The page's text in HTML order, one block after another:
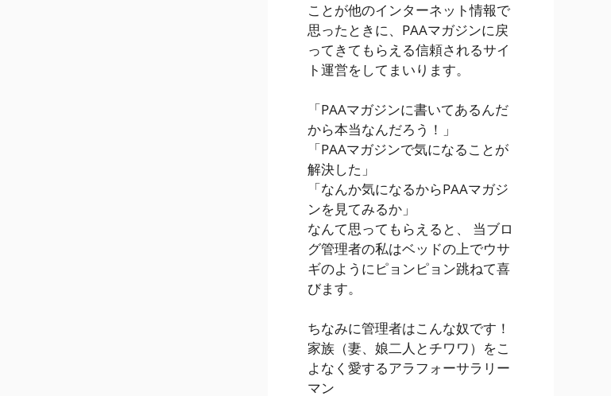
ことが他のインターネット情報で
思ったときに、PAAマガジンに戻
ってきてもらえる信頼されるサイ
ト運営をしてまいります。
「PAAマガジンに書いてあるんだ
から本当なんだろう！」
「PAAマガジンで気になることが
解決した」
「なんか気になるからPAAマガジ
ンを見てみるか」
なんて思ってもらえると、 当ブロ
グ管理者の私はベッドの上でウサ
ギのようにピョンピョン跳ねて喜
びます。
ちなみに管理者はこんな奴です！
家族（妻、娘二人とチワワ）をこ
よなく愛するアラフォーサラリー
マン